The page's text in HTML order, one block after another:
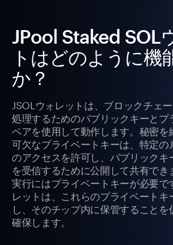
JPool Staked SOL
トはどのように機
か？
JSOLウォレットは、ブロックチェ
処理するためのパブリックキーと
ペアを使用して動作します。秘密を
可欠なプライベートキーは、特定の
のアクセスを許可し、パブリックキ
を受信するために公開して共有で
実行にはプライベートキーが必要で
レットは、これらのプライベート
し、そのチップ内に保管すること
確保します。